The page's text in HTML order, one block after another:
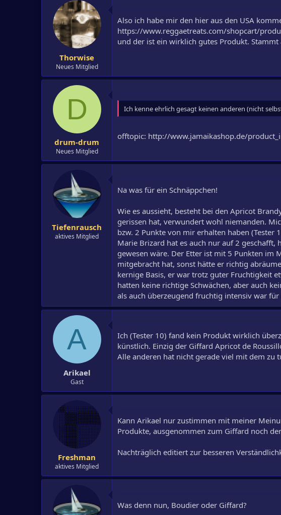
Thorwise
Neues Mitglied
Also ich habe mir den hier aus den USA
https://www.reggaetreats.com/shopcart/
und der ist ein wirklich gutes Produkt.
D
drum-drum
Neues Mitglied
Ich kenne ehrlich gesagt keinen anderen (nicht
offtopic: http://www.jamaikashop.de/
Tiefenrausch
aktives Mitglied
Na was für ein Schnäppchen!
Wie es aussieht, besteht bei den Apricot
gerissen hat, verwundert wohl niemanden.
bzw. 2 Punkte von mir erhalten haben (Tester
Marie Brizard hat es auch nur auf 2
gewesen wäre. Der Etter ist mit 5 Punkten im
mitgebracht hat, sonst hätte er richtig
kernige Basis, er war trotz guter Fruchtigkeit
hatten keine richtige Schwächen, aber auch
als auch überzeugend fruchtig intensiv war
A
Arikael
Gast
Ich (Tester 10) fand kein Produkt wirklich
künstlich. Einzig der Giffard Apricot de
Alle anderen hat nicht gerade viel mit dem zu
Freshman
aktives Mitglied
Kann Arikael nur zustimmen mit meiner
Produkte, ausgenommen zum Giffard noch
Nachträglich editiert zur besseren
Was denn nun, Boudier oder Giffard?